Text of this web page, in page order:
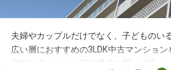
夫婦やカップルだけでなく、子どものい
広い層におすすめの3LDK中古マンショ
個室が多いため、家族構成を問わず暮ら